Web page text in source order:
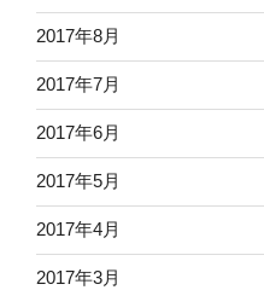
2017年8月
2017年7月
2017年6月
2017年5月
2017年4月
2017年3月